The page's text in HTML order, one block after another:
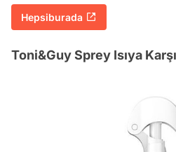
Hepsiburada
Toni&Guy Sprey Isıya